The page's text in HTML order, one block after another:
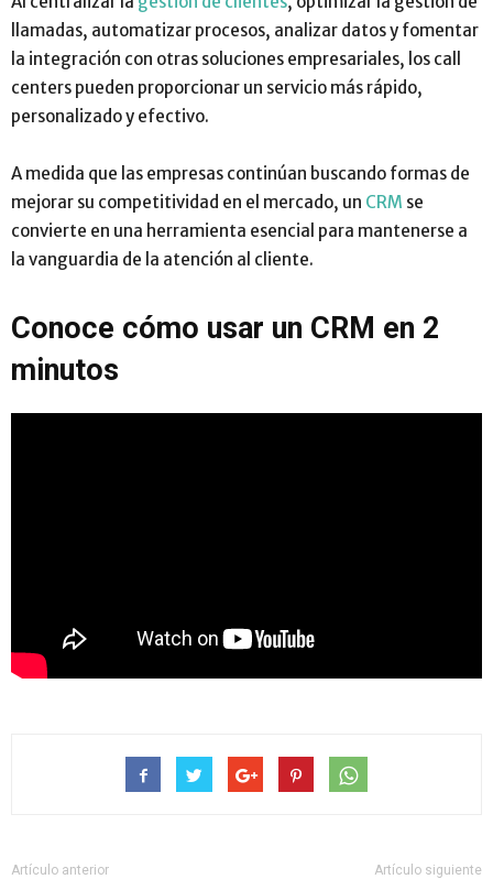
llamadas, automatizar procesos, analizar datos y fomentar
la integración con otras soluciones empresariales, los call
centers pueden proporcionar un servicio más rápido,
personalizado y efectivo.
A medida que las empresas continúan buscando formas de
mejorar su competitividad en el mercado, un CRM se
convierte en una herramienta esencial para mantenerse a
la vanguardia de la atención al cliente.
Conoce cómo usar un CRM en 2
minutos
Artículo anterior Artículo siguiente